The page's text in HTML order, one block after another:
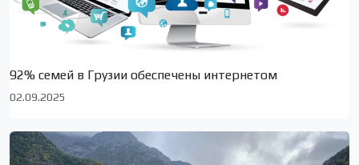
92% семей в Грузии обеспечены интернетом
02.09.2025